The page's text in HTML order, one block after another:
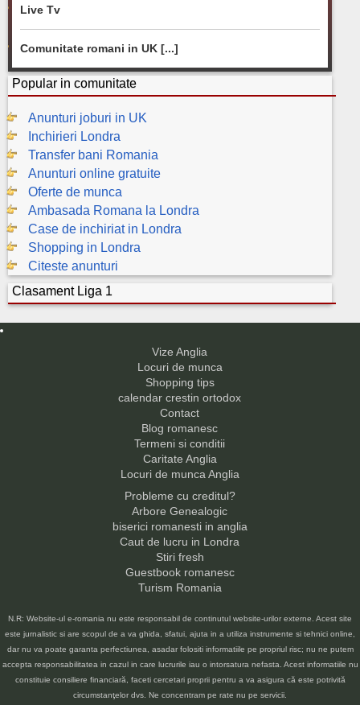
Live Tv
Comunitate romani in UK [...]
Popular in comunitate
Anunturi joburi in UK
Inchirieri Londra
Transfer bani Romania
Anunturi online gratuite
Oferte de munca
Ambasada Romana la Londra
Case de inchiriat in Londra
Shopping in Londra
Citeste anunturi
Clasament Liga 1
Vize Anglia
Locuri de munca
Shopping tips
calendar crestin ortodox
Contact
Blog romanesc
Termeni si conditii
Caritate Anglia
Locuri de munca Anglia
Probleme cu creditul?
Arbore Genealogic
biserici romanesti in anglia
Caut de lucru in Londra
Stiri fresh
Guestbook romanesc
Turism Romania
N.R: Website-ul e-romania nu este responsabil de continutul website-urilor externe. Acest site
este jurnalistic si are scopul de a va ghida, sfatui, ajuta in a utiliza instrumente si tehnici online,
dar nu va poate garanta perfectiunea, asadar folositi informatiile pe propriul risc; nu ne putem
accepta responsabilitatea in cazul in care lucrurile iau o intorsatura nefasta. Acest informatiile nu
constituie consiliere financiară, faceti cercetari proprii pentru a va asigura că este potrivită
circumstanţelor dvs. Ne concentram pe rate nu pe servicii.